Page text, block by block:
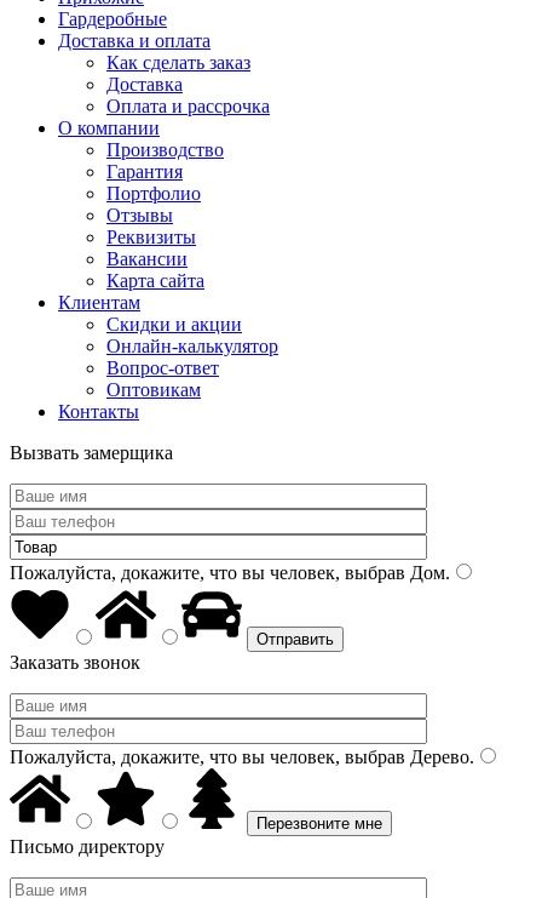
Гардеробные
Доставка и оплата
Как сделать заказ
Доставка
Оплата и рассрочка
О компании
Производство
Гарантия
Портфолио
Отзывы
Реквизиты
Вакансии
Карта сайта
Клиентам
Скидки и акции
Онлайн-калькулятор
Вопрос-ответ
Оптовикам
Контакты
Вызвать замерщика
Пожалуйста, докажите, что вы человек, выбрав Дом.
Заказать звонок
Пожалуйста, докажите, что вы человек, выбрав Дерево.
Письмо директору